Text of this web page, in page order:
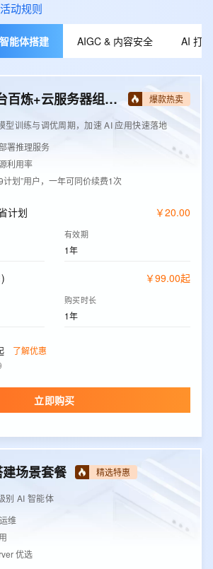
活动规则
能体搭建 AIGC & 内容安全 AI 打
大模型服务平台百炼+云服务器组合套餐 爆款热卖
型训练与调优周期，加速 AI 应用快速落地
署推理服务
利用率
计划”用户，一年可同价续费1次
计划 ￥20.00
有效期
1年
￥99.00起
购买时长
1年
了解优惠
立即购买
场景套餐 精选特惠
别 AI 智能体
维
优选